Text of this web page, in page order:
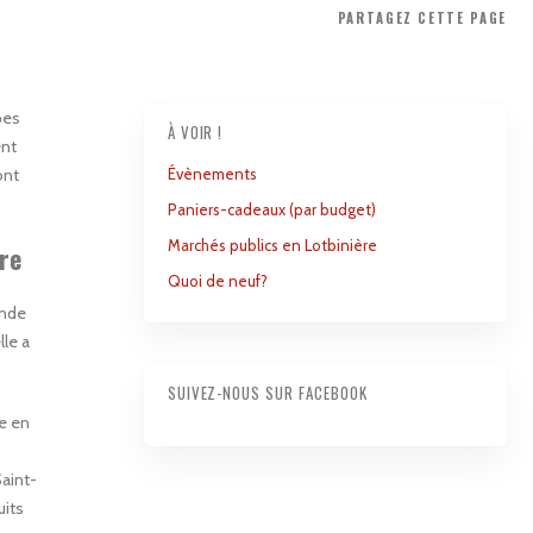
PARTAGEZ CETTE PAGE
a
en
À VOIR !
Évènements
Paniers-cadeaux (par budget)
Marchés publics en Lotbinière
Quoi de neuf?
SUIVEZ-NOUS SUR FACEBOOK